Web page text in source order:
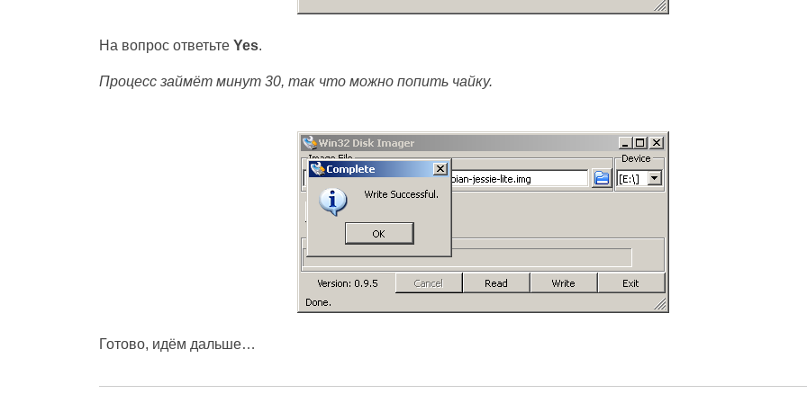
На вопрос ответьте Yes.
Процесс займёт минут 30, так что можно попить чайку.
Готово, идём дальше…